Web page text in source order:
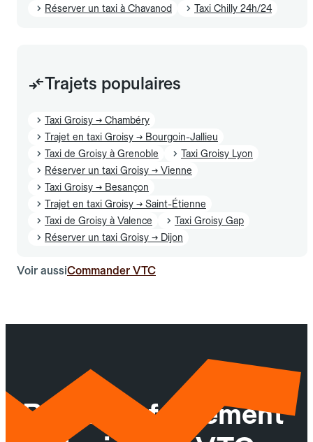
Réserver un taxi à Chavanod
Taxi Chilly 24h/24
Trajets populaires
Taxi Groisy → Chambéry
Trajet en taxi Groisy → Bourgoin-Jallieu
Taxi de Groisy à Grenoble
Taxi Groisy Lyon
Réserver un taxi Groisy → Vienne
Taxi Groisy → Besançon
Trajet en taxi Groisy → Saint-Étienne
Taxi de Groisy à Valence
Taxi Groisy Gap
Réserver un taxi Groisy → Dijon
Voir aussiCommander VTC
Réservez facilement